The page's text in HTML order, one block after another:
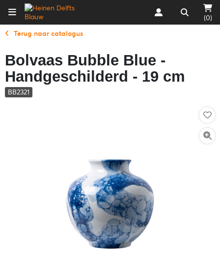
(0)
Terug naar catalogus
Bolvaas Bubble Blue -
Handgeschilderd - 19 cm
BB2321